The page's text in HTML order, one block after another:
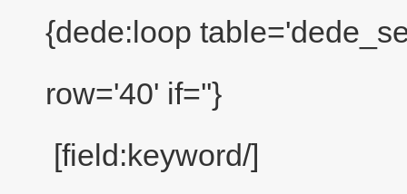
{dede:loop
row='40' if=''}
[field:keyword/]